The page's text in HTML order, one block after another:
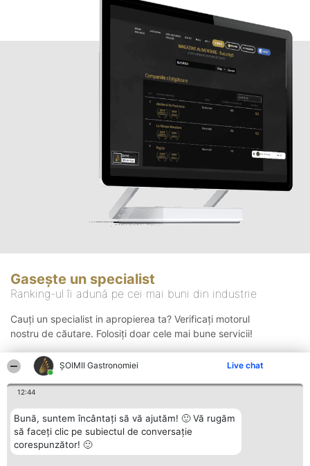
ȘOIMII Gastronomiei Live chat
12:44
Bună, suntem încântați să vă ajutăm! 🙂 Vă rugăm
să faceți clic pe subiectul de conversație
corespunzător! 🙂
Gasește un specialist
Ranking-ul îi adună pe cei mai buni din industrie
Cauți un specialist in apropierea ta? Verificați motorul
nostru de căutare. Folosiți doar cele mai bune servicii!